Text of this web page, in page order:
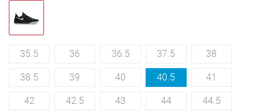
35.5 36 36.5 37.5 38
38.5 39 40 40.5 41
42 42.5 43 44 44.5